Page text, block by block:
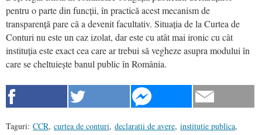
pentru o parte din funcții, în practică acest mecanism de
transparență pare că a devenit facultativ. Situația de la Curtea de
Conturi nu este un caz izolat, dar este cu atât mai ironic cu cât
instituția este exact cea care ar trebui să vegheze asupra modului în
care se cheltuiește banul public în România.
Taguri: CCR, curtea de conturi, declaratii de avere, institutie publica,